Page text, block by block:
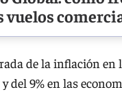
vuelos
de la inflación
del 9% en las